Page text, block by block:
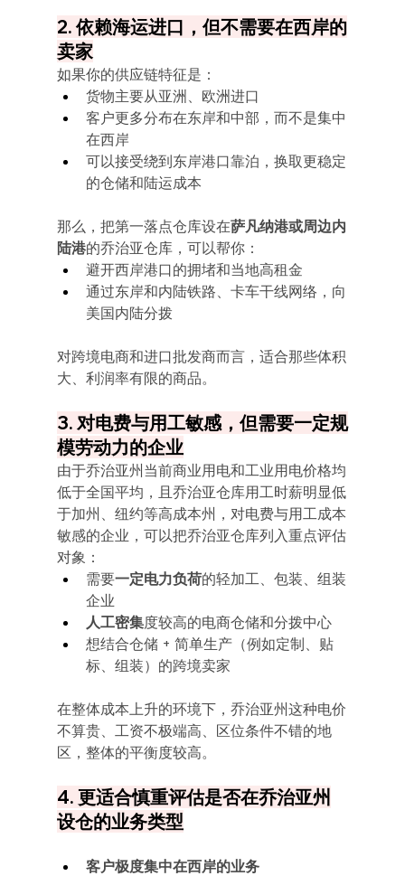
2. 依赖海运进口，但不需要在西岸的
卖家
如果你的供应链特征是：
货物主要从亚洲、欧洲进口
客户更多分布在东岸和中部，而不是集中
在西岸
可以接受绕到东岸港口靠泊，换取更稳定
的仓储和陆运成本
那么，把第一落点仓库设在萨凡纳港或周边内
陆港的乔治亚仓库，可以帮你：
避开西岸港口的拥堵和当地高租金
通过东岸和内陆铁路、卡车干线网络，向
美国内陆分拨
对跨境电商和进口批发商而言，适合那些体积
大、利润率有限的商品。
3. 对电费与用工敏感，但需要一定规
模劳动力的企业
由于乔治亚州当前商业用电和工业用电价格均
低于全国平均，且乔治亚仓库用工时薪明显低
于加州、纽约等高成本州，对电费与用工成本
敏感的企业，可以把乔治亚仓库列入重点评估
对象：
需要一定电力负荷的轻加工、包装、组装
企业
人工密集度较高的电商仓储和分拨中心
想结合仓储 + 简单生产（例如定制、贴
标、组装）的跨境卖家
在整体成本上升的环境下，乔治亚州这种电价
不算贵、工资不极端高、区位条件不错的地
区，整体的平衡度较高。
4. 更适合慎重评估是否在乔治亚州
设仓的业务类型
客户极度集中在西岸的业务